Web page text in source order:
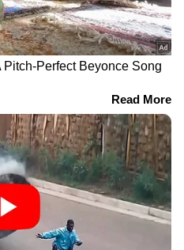
വേഗതയിൽ കാറ്റും;
മുന്നറിയിപ്പുമായി
കാലാവസ്ഥാ വകുപ്പ്
'കൊലയാളിയെ മന്ത്രി
ഒപ്പമിരുത്തരുത്',
സിദ്ദിഖിന്‍റെ
വാർത്താസമ്മേളനത്തിൽ
പ്രതിഷേധമുയർത്തി
മാധ്യമ പ്രവർത്തകർ;
ശ്രീറാം വെങ്കിട്ടരാമൻ
പുറത്തിറങ്ങി